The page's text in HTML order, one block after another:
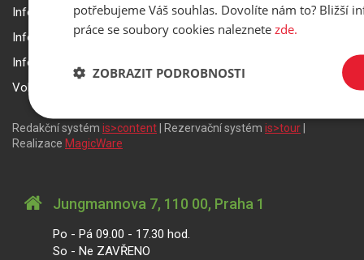
Informace k pojištění
Informace k letecké přepravě
Informace k ubytování a pobytu
Volitelné doplňkové služby
Redakční systém is>content | Rezervační systém is>tour
Realizace MagicWare
Jungmannova 7, 110 00, Praha 1
Po - Pá 09.00 - 17.30 hod.
So - Ne ZAVŘENO
potřebujeme Váš souhlas. Dovolíte nám to? Bližší
práce se soubory cookies naleznete zde.
ZOBRAZIT PODROBNOSTI